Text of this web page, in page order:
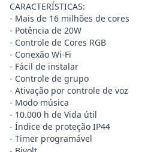
CARACTERÍSTICAS:
- Mais de 16 milhões de cores
- Potência de 20W
- Controle de Cores RGB
- Conexão Wi-Fi
- Fácil de instalar
- Controle de grupo
- Ativação por controle de voz
- Modo música
- 10.000 h de Vida útil
- Índice de proteção IP44
- Timer programável